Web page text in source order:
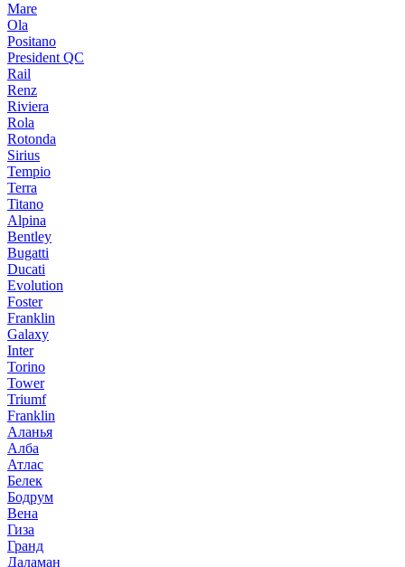
Mare
Ola
Positano
President QC
Rail
Renz
Riviera
Rola
Rotonda
Sirius
Tempio
Terra
Titano
Alpina
Bentley
Bugatti
Ducati
Evolution
Foster
Franklin
Galaxy
Inter
Torino
Tower
Triumf
Franklin
Аланья
Алба
Атлас
Белек
Бодрум
Вена
Гиза
Гранд
Даламан